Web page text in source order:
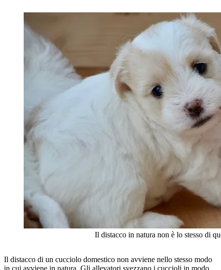
Il distacco in natura non è lo stesso di
Il distacco di un cucciolo domestico non avviene nello stesso modo
in cui avviene in natura. Gli allevatori svezzano i cuccioli in modo